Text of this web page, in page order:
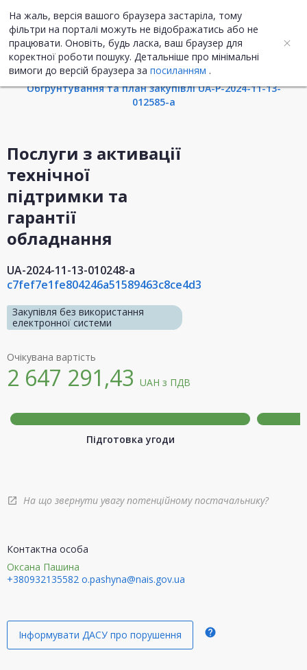
На жаль, версія вашого браузера застаріла, тому
фільтри на порталі можуть не відображатись або не
працювати. Оновіть, будь ласка, ваш браузер для
коректної роботи пошуку. Детальніше про мінімальні
вимоги до версій браузера за посиланням .
UA ENG
Інформація про закупівлю
Обгрунтування та план закупівлі UA-P-2024-11-13-
012585-a
Послуги з активації
технічної
підтримки та
гарантії
обладнання
UA-2024-11-13-010248-a
c7fef7e1fe804246a51589463c8ce4d3
Закупівля без використання
електронної системи
Очікувана вартість
2 647 291,43 UAH з ПДВ
Підготовка угоди
open_in_new На що звернути увагу потенційному постачальнику?
Контактна особа
Оксана Пашина
+380932135582 o.pashyna@nais.gov.ua
Інформувати ДАСУ про порушення help